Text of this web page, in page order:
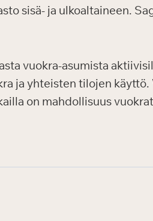
sisä- ja ulkoaltaineen.
vuokra-asumista
ja yhteisten tilojen
on mahdollisuus